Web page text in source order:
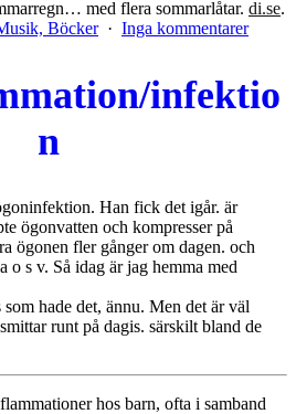
med flera sommarlåtar. di.se.
Böcker Inga kommentarertill
infektio
n
Han fick det igår. är
ögonvatten och kompresser på
ögonen fler gånger om dagen. och
o s v. Så idag är jag hemma med
hade det, ännu. Men det är väl
runt på dagis. särskilt bland de
hos barn, ofta i samband